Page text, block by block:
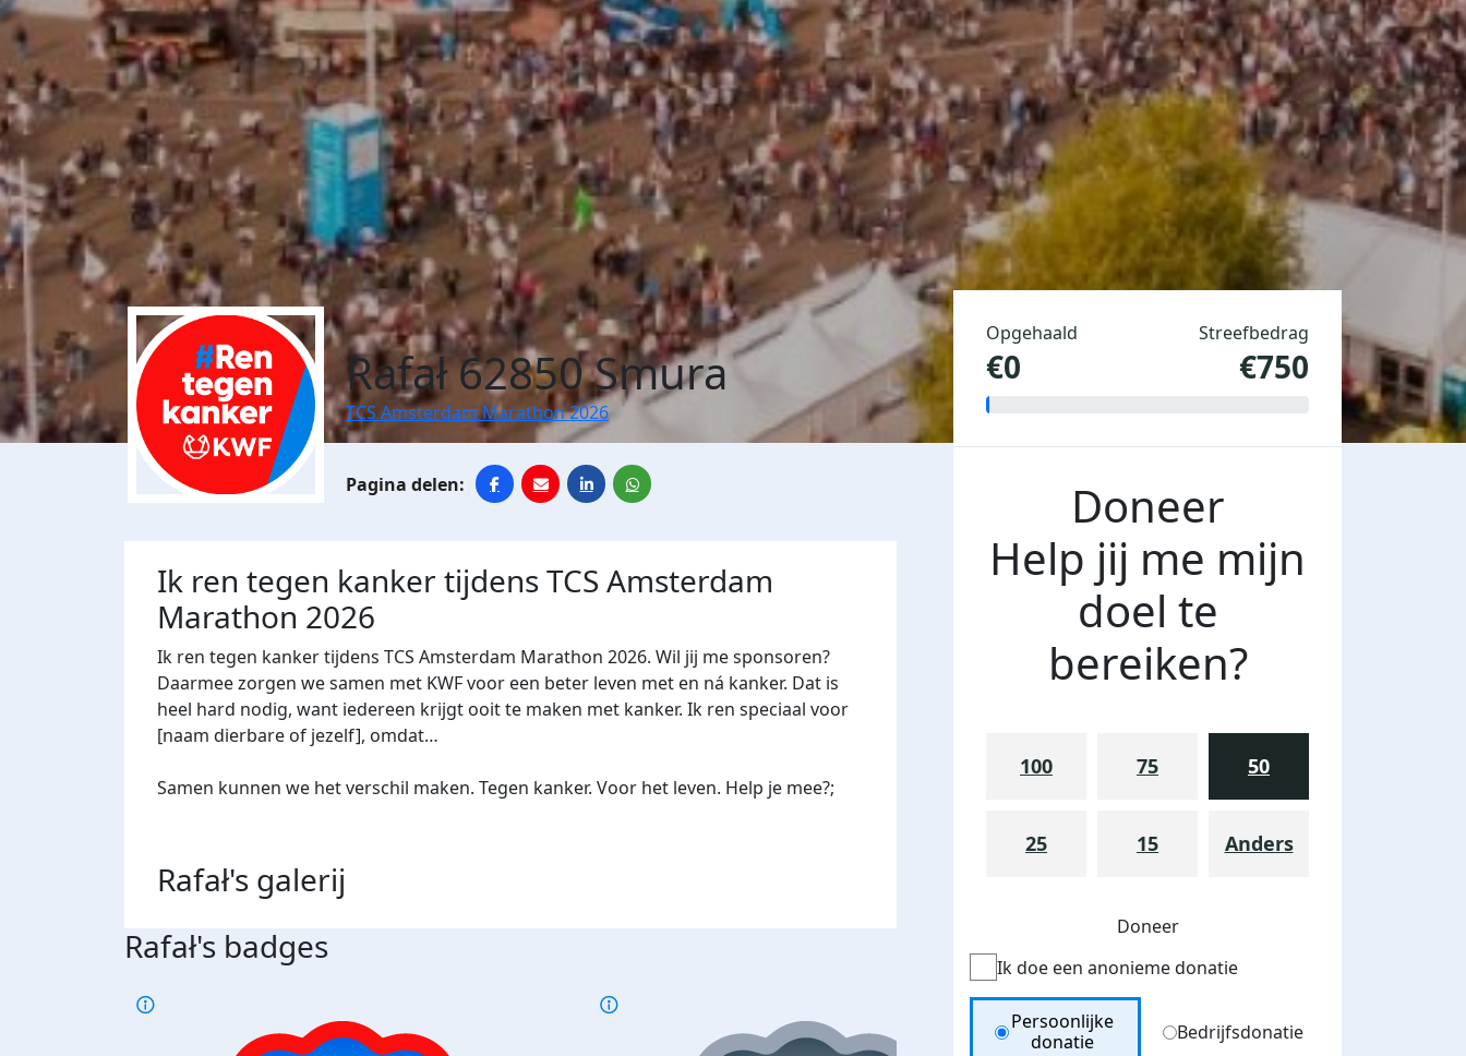
Rafał 62850 Smura
TCS Amsterdam Marathon 2026
Ik ren tegen kanker tijdens TCS Amsterdam
Marathon 2026
Ik ren tegen kanker tijdens TCS Amsterdam Marathon 2026. Wil jij me sponsoren?
Daarmee zorgen we samen met KWF voor een beter leven met en ná kanker. Dat is
heel hard nodig, want iedereen krijgt ooit te maken met kanker. Ik ren speciaal voor
[naam dierbare of jezelf], omdat…
Samen kunnen we het verschil maken. Tegen kanker. Voor het leven. Help je mee?;
Rafał's galerij
Rafał's badges
Opgehaald
€0
Streefbedrag
€750
Doneer
Help jij me mijn
doel te
bereiken?
100 75 50
25 15 Anders
Doneer
Ik doe een anonieme donatie
Donation Type
Persoonlijke
donatie
Bedrijfsdonatie